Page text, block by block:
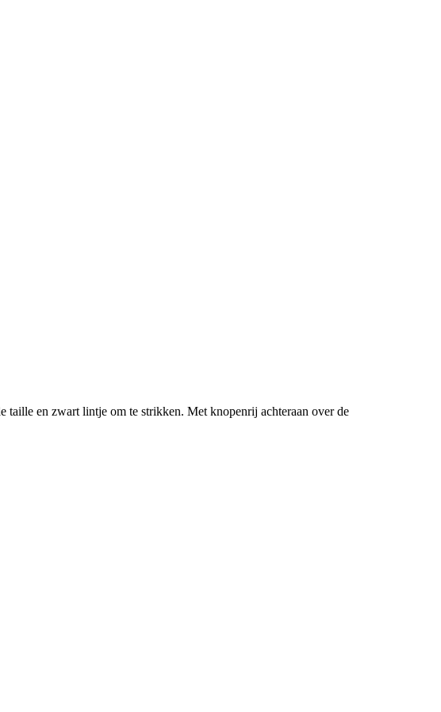
taille en zwart lintje om te strikken. Met knopenrij achteraan over de